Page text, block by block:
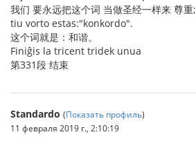
我们 要永远把这个词 当做圣经一样来 尊重;
tiu vorto estas:"konkordo".
这个词就是：和谐。
Finiĝis la tricent tridek unua
第331段 结束
Standardo (Показать профиль)
11 февраля 2019 г., 2:10:19